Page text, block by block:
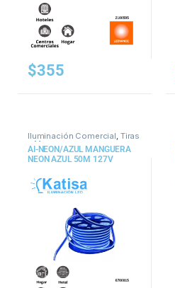
$355
Iluminación Comercial, Tiras
y Mangueras
AI-NEON/AZUL MANGUERA
NEON AZUL 50M 127V